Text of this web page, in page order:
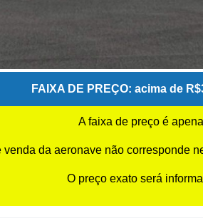
FAIXA DE PREÇO: acima de
A faixa de preço é
venda da aeronave não corresponde
O preço exato será